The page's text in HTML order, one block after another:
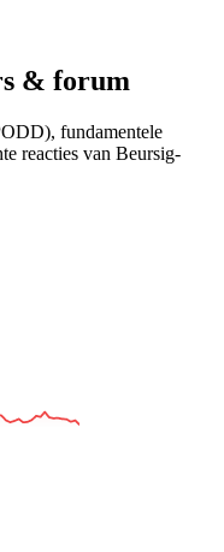
& forum
, fundamentele
reacties van Beursig-